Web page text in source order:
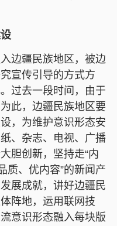
疆民族地区，被边
宣传引导的方式方
过去一段时间，由于
此，边疆民族地区要
，为维护意识形态安
、杂志、电视、广播
胆创新，坚持走“内
质、优内容”的新闻产
展成就，讲好边疆民
阵地，运用联网技
意识形态融入每块版